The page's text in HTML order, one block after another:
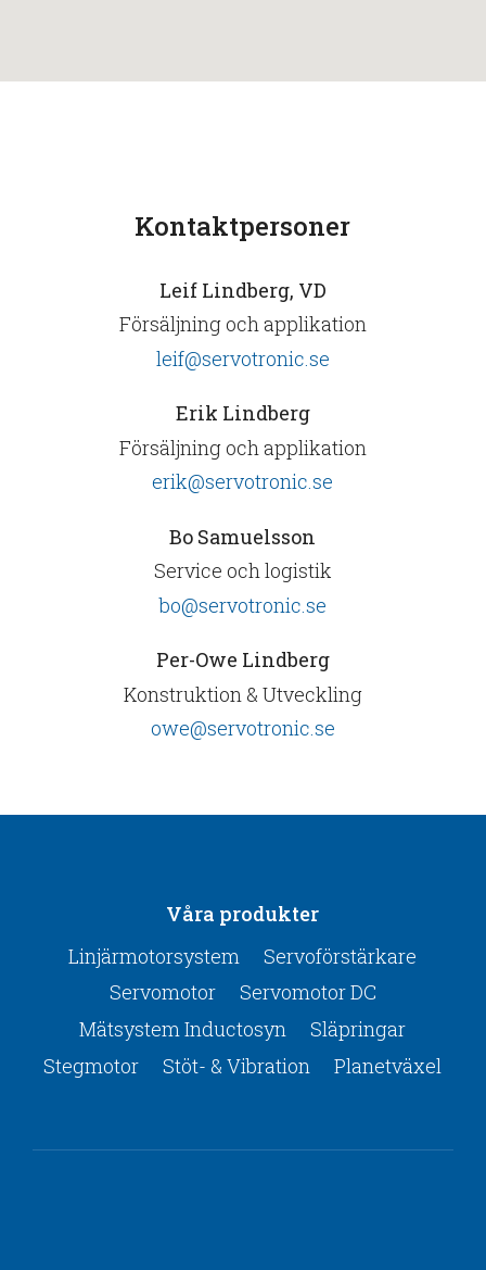
Kontaktpersoner
Leif Lindberg, VD
Försäljning och applikation
leif@servotronic.se
Erik Lindberg
Försäljning och applikation
erik@servotronic.se
Bo Samuelsson
Service och logistik
bo@servotronic.se
Per-Owe Lindberg
Konstruktion & Utveckling
owe@servotronic.se
Våra produkter
Linjärmotorsystem
Servoförstärkare
Servomotor
Servomotor DC
Mätsystem Inductosyn
Släpringar
Stegmotor
Stöt- & Vibration Planetväxel